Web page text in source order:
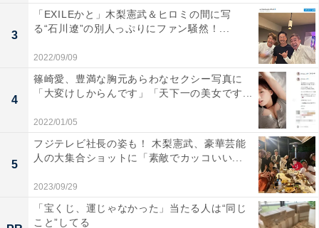
3
「EXILEかと」木梨憲武＆ヒロミの間に写
る“石川遼”の別人っぷりにファン騒然！...
2022/09/09
4
篠崎愛、豊満な胸元あらわなセクシー写真に
「大変けしからんです」「天下一の美女です...
2022/01/05
5
フジテレビ社長の姿も！ 木梨憲武、豪華芸能
人の大集合ショットに「素敵でカッコいい...
2023/09/29
「宝くじ、運じゃなかった」当たる人は“同じ
こと”してる